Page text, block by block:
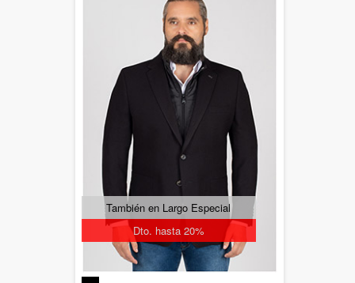
Dto. hasta 20%
También en Largo Especial